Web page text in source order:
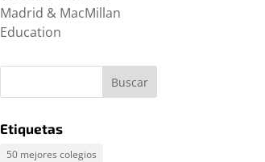
Madrid & MacMillan
Education
Etiquetas
50 mejores colegios